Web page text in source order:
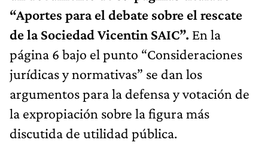
“Aportes para el debate sobre el rescate
de la Sociedad Vicentin SAIC”. En la
página 6 bajo el punto “Consideraciones
jurídicas y normativas” se dan los
argumentos para la defensa y votación de
la expropiación sobre la figura más
discutida de utilidad pública.